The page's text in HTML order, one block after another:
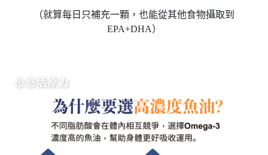
（就算每日只補充一顆，也能從其他食物攝取到
EPA+DHA）